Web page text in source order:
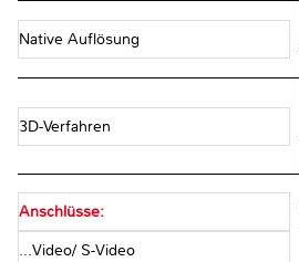
Native Auflösung
3D-Verfahren
Anschlüsse:
...Video/ S-Video